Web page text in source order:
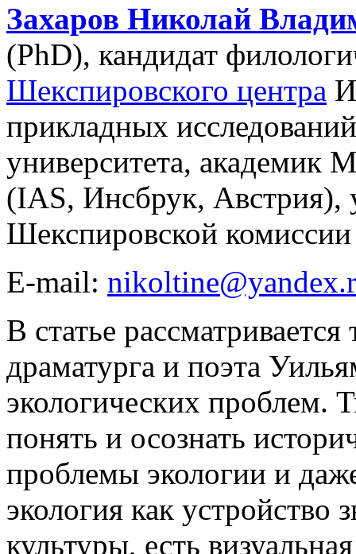
Захаров Николай
(PhD), кандидат
Шекспировского центра
прикладных
университета, академик
(IAS, Инсбрук, Австрия),
Шекспировской
E-mail:
В статье
драматурга и поэта
экологических проблем.
понять и осознать
проблемы экологии и
экология как устройство
культуры, есть